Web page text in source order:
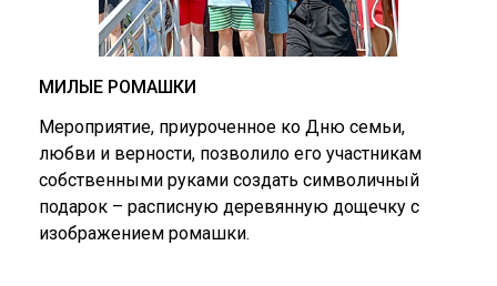
МИЛЫЕ РОМАШКИ
Мероприятие, приуроченное ко Дню семьи,
любви и верности, позволило его участникам
собственными руками создать символичный
подарок – расписную деревянную дощечку с
изображением ромашки.